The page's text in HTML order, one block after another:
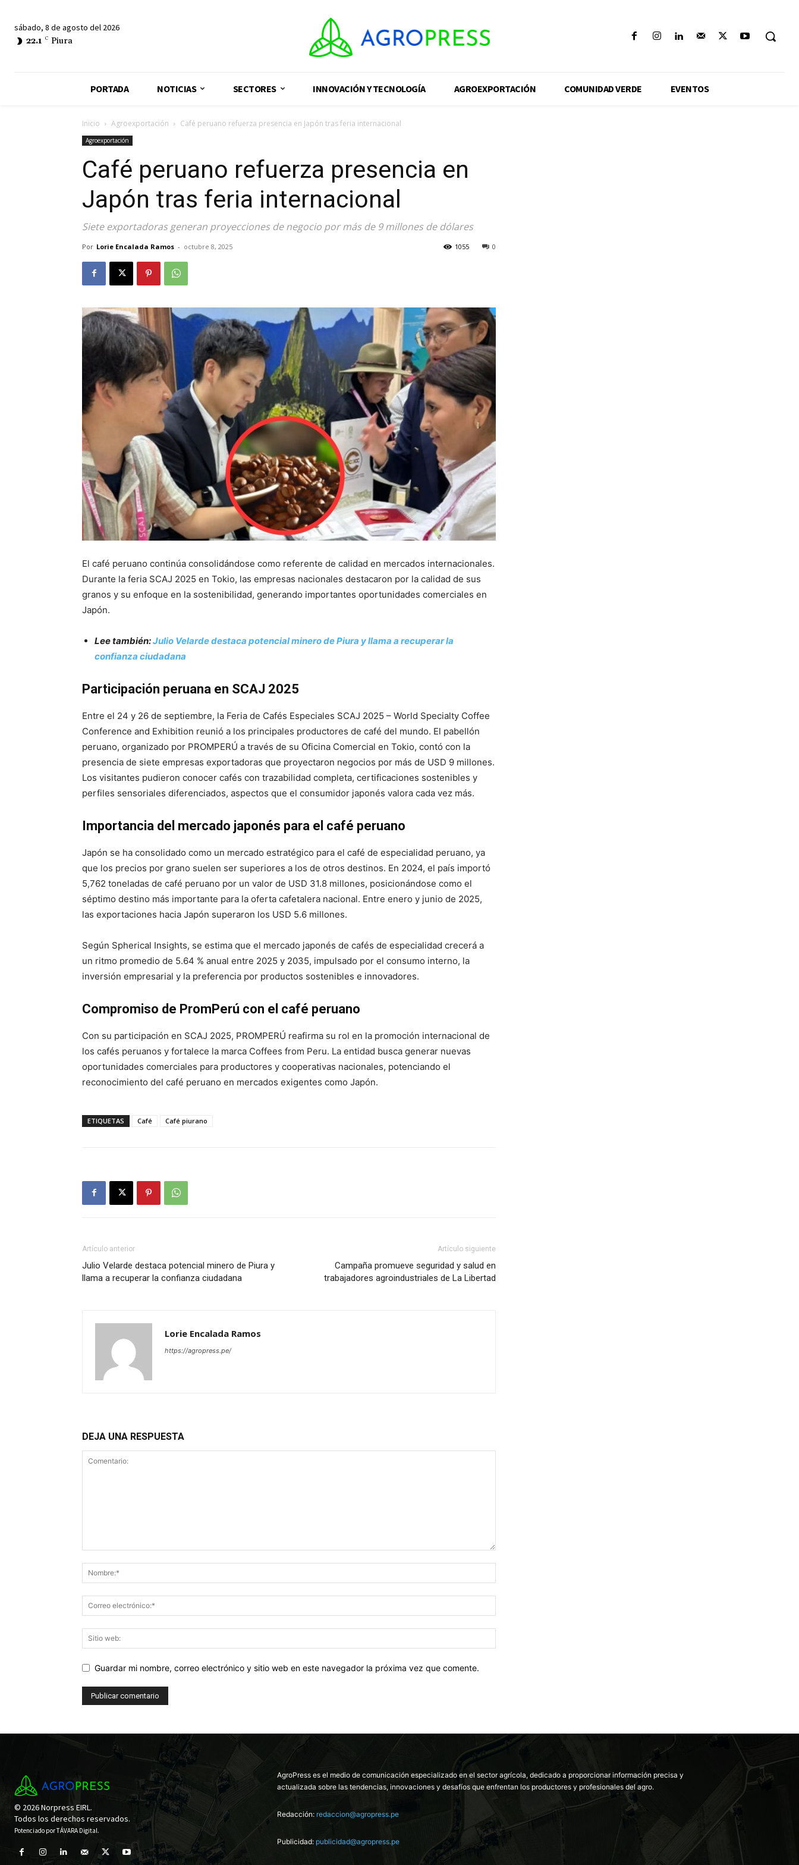
sábado, 8 de agosto del 2026
22.1 C Piura
PORTADA NOTICIAS SECTORES INNOVACIÓN Y TECNOLOGÍA AGROEXPORTACIÓN COMUNIDAD VERDE EVENTOS
Inicio Agroexportación Café peruano refuerza presencia en Japón tras feria internacional
Agroexportación
Café peruano refuerza presencia en
Japón tras feria internacional
Siete exportadoras generan proyecciones de negocio por más de 9 millones de dólares
Por Lorie Encalada Ramos - octubre 8, 2025 0
1055
El café peruano continúa consolidándose como referente de calidad en mercados internacionales.
Durante la feria SCAJ 2025 en Tokio, las empresas nacionales destacaron por la calidad de sus
granos y su enfoque en la sostenibilidad, generando importantes oportunidades comerciales en
Japón.
Lee también:Julio Velarde destaca potencial minero de Piura y llama a recuperar la
confianza ciudadana
Participación peruana en SCAJ 2025
Entre el 24 y 26 de septiembre, la Feria de Cafés Especiales SCAJ 2025 – World Specialty Coffee
Conference and Exhibition reunió a los principales productores de café del mundo. El pabellón
peruano, organizado por PROMPERÚ a través de su Oficina Comercial en Tokio, contó con la
presencia de siete empresas exportadoras que proyectaron negocios por más de USD 9 millones.
Los visitantes pudieron conocer cafés con trazabilidad completa, certificaciones sostenibles y
perfiles sensoriales diferenciados, aspectos que el consumidor japonés valora cada vez más.
Importancia del mercado japonés para el café peruano
Japón se ha consolidado como un mercado estratégico para el café de especialidad peruano, ya
que los precios por grano suelen ser superiores a los de otros destinos. En 2024, el país importó
5,762 toneladas de café peruano por un valor de USD 31.8 millones, posicionándose como el
séptimo destino más importante para la oferta cafetalera nacional. Entre enero y junio de 2025,
las exportaciones hacia Japón superaron los USD 5.6 millones.
Según Spherical Insights, se estima que el mercado japonés de cafés de especialidad crecerá a
un ritmo promedio de 5.64 % anual entre 2025 y 2035, impulsado por el consumo interno, la
inversión empresarial y la preferencia por productos sostenibles e innovadores.
Compromiso de PromPerú con el café peruano
Con su participación en SCAJ 2025, PROMPERÚ reafirma su rol en la promoción internacional de
los cafés peruanos y fortalece la marca Coffees from Peru. La entidad busca generar nuevas
oportunidades comerciales para productores y cooperativas nacionales, potenciando el
reconocimiento del café peruano en mercados exigentes como Japón.
ETIQUETAS Café Café piurano
Artículo anterior
Julio Velarde destaca potencial minero de Piura y
llama a recuperar la confianza ciudadana
Artículo siguiente
Campaña promueve seguridad y salud en
trabajadores agroindustriales de La Libertad
Lorie Encalada Ramos
https://agropress.pe/
DEJA UNA RESPUESTA
Guardar mi nombre, correo electrónico y sitio web en este navegador la próxima vez que comente.
© 2026 Norpress EIRL.
Todos los derechos reservados.
Potenciado porTÁVARA Digital.
AgroPress es el medio de comunicación especializado en el sector agrícola, dedicado a proporcionar información precisa y
actualizada sobre las tendencias, innovaciones y desafíos que enfrentan los productores y profesionales del agro.
Redacción: redaccion@agropress.pe
Publicidad: publicidad@agropress.pe